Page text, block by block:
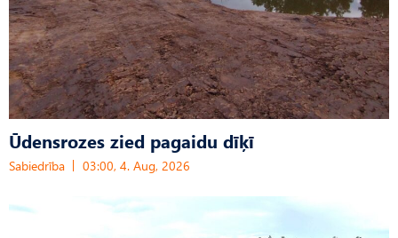
Ūdensrozes zied pagaidu dīķī
Sabiedrība 03:00, 4. Aug, 2026